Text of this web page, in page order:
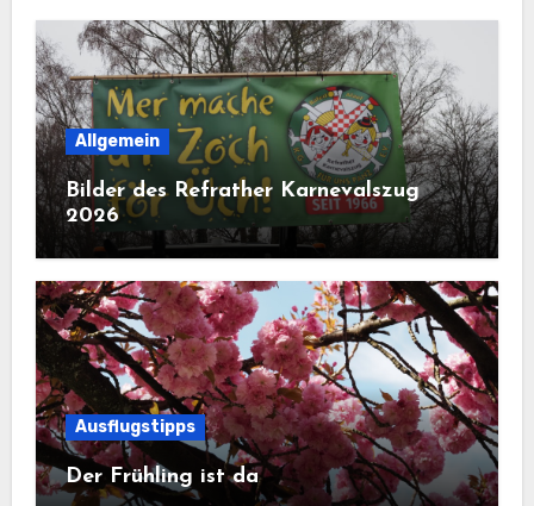
Allgemein
Bilder des Refrather Karnevalszug
2026
Ausflugstipps
Der Frühling ist da